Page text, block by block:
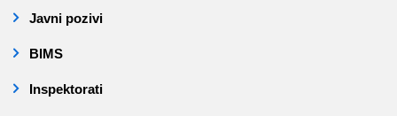
Javni pozivi
BIMS
Inspektorati